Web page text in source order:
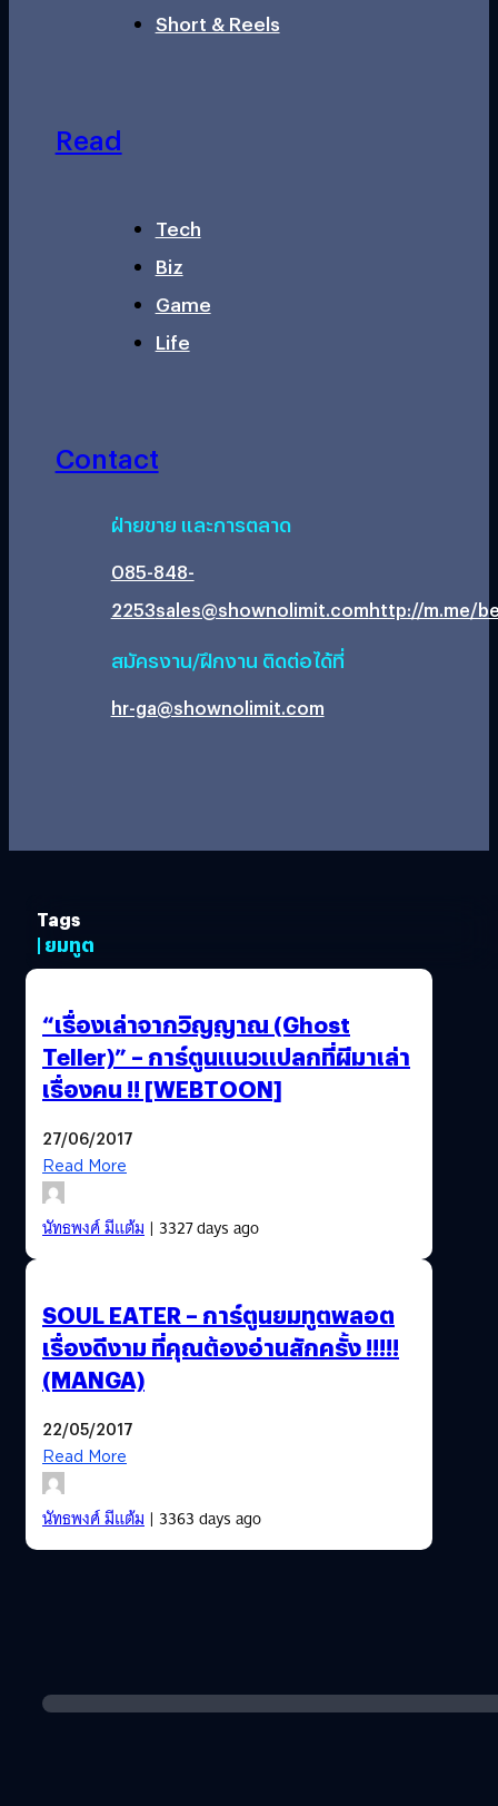
Short & Reels
Read
Tech
Biz
Game
Life
Contact
ฝ่ายขาย และการตลาด
085-848-
2253sales@shownolimit.comhttp://m.me/
สมัครงาน/ฝึกงาน ติดต่อได้ที่
hr-ga@shownolimit.com
Tags
| ยมทูต
“เรื่องเล่าจากวิญญาณ (Ghost
Teller)” – การ์ตูนแนวแปลกที่ผีมาเล่า
เรื่องคน !! [WEBTOON]
27/06/2017
Read More
นัทธพงศ์ มีแต้ม| 3327 days ago
SOUL EATER – การ์ตูนยมทูตพลอต
เรื่องดีงาม ที่คุณต้องอ่านสักครั้ง !!!!!
(MANGA)
22/05/2017
Read More
นัทธพงศ์ มีแต้ม| 3363 days ago